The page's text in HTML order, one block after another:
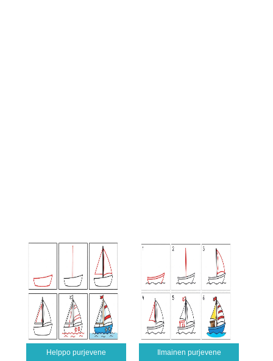
Helppo purjevene Ilmainen purjevene